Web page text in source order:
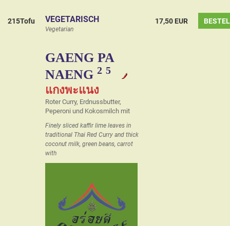
215Tofu VEGETARISCH
Vegetarian
17,50 EUR
GAENG PA
NAENG 2 5
แกงพะแนง
Roter Curry, Erdnussbutter,
Peperoni und Kokosmilch mit
Finely sliced kaffir lime leaves in
traditional Thai Red Curry and thick
coconut milk, green beans, carrot
with